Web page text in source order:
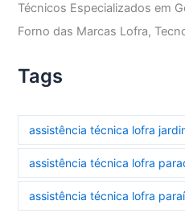
Técnicos Especializados em
Forno das Marcas Lofra,
Tags
assistência técnica lofra
assistência técnica lofra
assistência técnica lofra